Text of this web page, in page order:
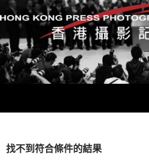
要
找不到符合條件的結果